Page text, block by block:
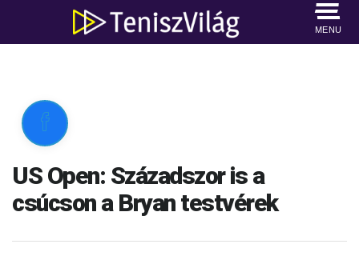
MENU

US Open: Századszor is a
csúcson a Bryan testvérek